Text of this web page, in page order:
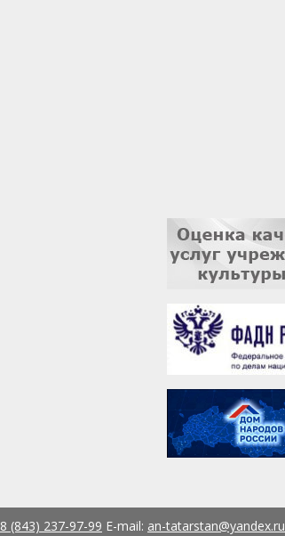
8 (843) 237-97-99 E-mail: an-tatarstan@yandex.ru